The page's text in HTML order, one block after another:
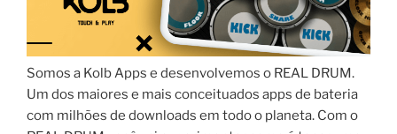
Somos a Kolb Apps e desenvolvemos o REAL DRUM.
Um dos maiores e mais conceituados apps de bateria
com milhões de downloads em todo o planeta. Com o